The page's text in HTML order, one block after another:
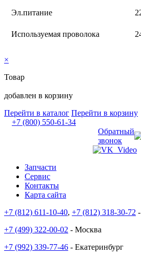
Эл.питание
Используемая проволока
×
Товар
добавлен в корзину
Перейти в каталог Перейти в корзину
+7 (800) 550-61-34
Обратный
звонок
Запчасти
Сервис
Контакты
Карта сайта
+7 (812) 611-10-40, +7 (812) 318-30-72
+7 (499) 322-00-02 - Москва
+7 (992) 339-77-46 - Екатеринбург